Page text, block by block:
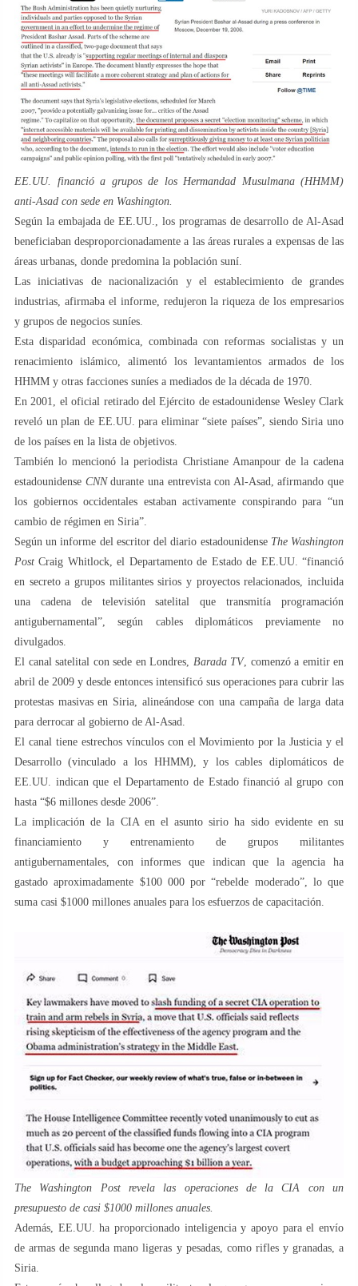
EE.UU. financió a grupos de los Hermandad Musulmana (HHMM)
anti-Asad con sede en Washington.
Según la embajada de EE.UU., los programas de desarrollo de Al-Asad
beneficiaban desproporcionadamente a las áreas rurales a expensas de las
áreas urbanas, donde predomina la población suní.
Las iniciativas de nacionalización y el establecimiento de grandes
industrias, afirmaba el informe, redujeron la riqueza de los empresarios
y grupos de negocios suníes.
Esta disparidad económica, combinada con reformas socialistas y un
renacimiento islámico, alimentó los levantamientos armados de los
HHMM y otras facciones suníes a mediados de la década de 1970.
En 2001, el oficial retirado del Ejército de estadounidense Wesley Clark
reveló un plan de EE.UU. para eliminar “siete países”, siendo Siria uno
de los países en la lista de objetivos.
También lo mencionó la periodista Christiane Amanpour de la cadena
estadounidense CNNdurante una entrevista con Al-Asad, afirmando que
los gobiernos occidentales estaban activamente conspirando para “un
cambio de régimen en Siria”.
Según un informe del escritor del diario estadounidense The Washington
Post Craig Whitlock, el Departamento de Estado de EE.UU. “financió
en secreto a grupos militantes sirios y proyectos relacionados, incluida
una cadena de televisión satelital que transmitía programación
antigubernamental”, según cables diplomáticos previamente no
divulgados.
El canal satelital con sede en Londres, Barada TV, comenzó a emitir en
abril de 2009 y desde entonces intensificó sus operaciones para cubrir las
protestas masivas en Siria, alineándose con una campaña de larga data
para derrocar al gobierno de Al-Asad.
El canal tiene estrechos vínculos con el Movimiento por la Justicia y el
Desarrollo (vinculado a los HHMM), y los cables diplomáticos de
EE.UU. indican que el Departamento de Estado financió al grupo con
hasta “$6 millones desde 2006”.
La implicación de la CIA en el asunto sirio ha sido evidente en su
financiamiento y entrenamiento de grupos militantes
antigubernamentales, con informes que indican que la agencia ha
gastado aproximadamente $100 000 por “rebelde moderado”, lo que
suma casi $1000 millones anuales para los esfuerzos de capacitación.
The Washington Postrevela las operaciones de la CIA con un
presupuesto de casi $1000 millones anuales.
Además, EE.UU. ha proporcionado inteligencia y apoyo para el envío
de armas de segunda mano ligeras y pesadas, como rifles y granadas, a
Siria.